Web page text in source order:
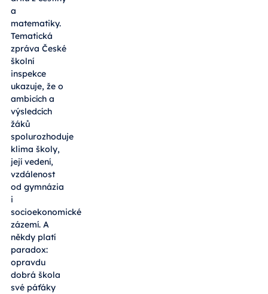
a
matematiky.
Tematická
zpráva České
školní
inspekce
ukazuje, že o
ambicích a
výsledcích
žáků
spolurozhoduje
klima školy,
její vedení,
vzdálenost
od gymnázia
i
socioekonomické
zázemí. A
někdy platí
paradox:
opravdu
dobrá škola
své páťáky